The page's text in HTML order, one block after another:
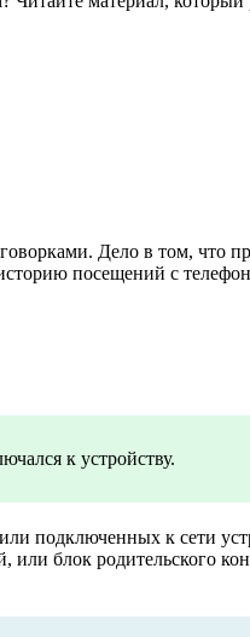
Дело в том, что
посещений с
к устройству.
подключенных к сети
блок родительского